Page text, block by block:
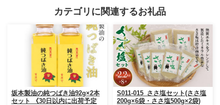
カテゴリに関連するお礼品
坂本製油の純つばき油92g×2本
セット 《30日以内に出荷予定
S011-015_ささ塩セット(ささ塩
200g×6袋・ささ塩500g×2袋)